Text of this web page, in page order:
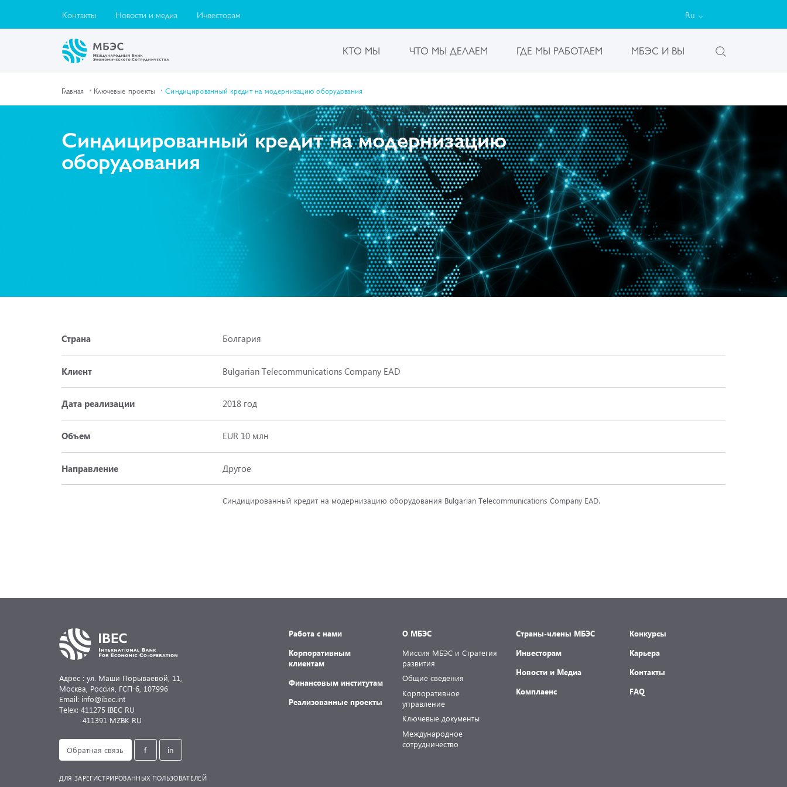
Контакты Новости и медиа Инвесторам Ru
КТО МЫ ЧТО МЫ ДЕЛАЕМ ГДЕ МЫ РАБОТАЕМ МБЭС И ВЫ
Главная Ключевые проекты Синдицированный кредит на модернизацию оборудования
Синдицированный кредит на модернизацию
оборудования
Страна Болгария
Клиент Bulgarian Telecommunications Company EAD
Дата реализации 2018 год
Объем EUR 10 млн
Направление Другое
Синдицированный кредит на модернизацию оборудования Bulgarian Telecommunications Company EAD.
Адрес : ул. Маши Порываевой, 11,
Москва, Россия, ГСП-6, 107996
Email: info@ibec.int
Telex: 411275 IBEC RU
411391 MZBK RU
Обратная связь f in
ДЛЯ ЗАРЕГИСТРИРОВАННЫХ ПОЛЬЗОВАТЕЛЕЙ
Работа с нами
Корпоративным
клиентам
Финансовым институтам
Реализованные проекты
О МБЭС
Миссия МБЭС и Стратегия
развития
Общие сведения
Корпоративное
управление
Ключевые документы
Международное
сотрудничество
Страны-члены МБЭС
Инвесторам
Новости и Медиа
Комплаенс
Конкурсы
Карьера
Контакты
FAQ